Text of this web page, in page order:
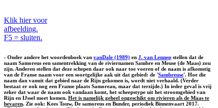
Klik hier voor
afbeelding.
F5 = sluiten.
- Onder andere het woordenboek van vanDale (1989) en J. van Lennep stellen dat de
naam Samoreus een samentrekking van de riviernamen Sambre en Meuse (de Maas) zou
zijn. Anderen stellen dat deze schepen daar ook naar toe voeren of de naam is afkomstig
van de Franse naam voor een soortgelijke aak uit dat gebied: de 'Sambreuse'. Hoe die
naam dan vanuit dat gebied naar de Rijn gekomen is, wordt niet verhaald. (Verder
bestaat er ook nog een Franse plaats Samoreau, maar dat terzijde.) In ieder geval is vrij
zeker dat waar de naam ook vandaan komt, het scheepstype uit het stroomgebied van
Rijn en IJssel moet komen. Het is namelijk geheel ongeschikt om rivieren als de Maas te
bevaren. Zie ook: Kees Touw, De samoreus en Bunder, periodiek Binnenvaart 2017.